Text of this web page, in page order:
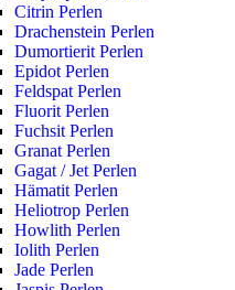
Citrin Perlen
Drachenstein Perlen
Dumortierit Perlen
Epidot Perlen
Feldspat Perlen
Fluorit Perlen
Fuchsit Perlen
Granat Perlen
Gagat / Jet Perlen
Hämatit Perlen
Heliotrop Perlen
Howlith Perlen
Iolith Perlen
Jade Perlen